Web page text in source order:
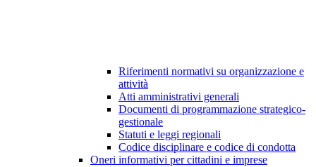
Riferimenti normativi su organizzazione e
attività
Atti amministrativi generali
Documenti di programmazione strategico-
gestionale
Statuti e leggi regionali
Codice disciplinare e codice di condotta
Oneri informativi per cittadini e imprese